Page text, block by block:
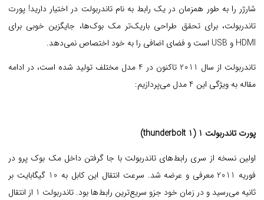
شارژر را به طور همزمان در یک رابط به نام تاندربولت در اختیار دارید! پورت
تاندربولت، برای تحقق طراحی باریک‌تر مک بوک‌ها، جایگزین خوبی برای
HDMI و USB است و فضای اضافی را به خود اختصاص نمی‌دهد.
تاندربولت از سال 2011 تاکنون در 4 مدل مختلف تولید شده است، در ادامه
مقاله به ویژگی این 4 مدل می‌پردازیم:
پورت تاندربولت 1 (thunderbolt 1)
اولین نسخه از سری رابط‌های تاندربولت با جا گرفتن داخل مک بوک پرو در
فوریه 2011 معرفی و عرضه شد. سرعت انتقال این کابل به 10 گیگابایت بر
ثانیه می‌رسید و در زمان خود جزو سریع‌ترین رابط‌ها بود. تاندربولت 1 از انتقال